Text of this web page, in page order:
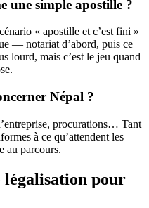
une simple apostille ?
« apostille et c’est fini »
— notariat d’abord, puis ce
lourd, mais c’est le jeu quand
Népal ?
procurations… Tant
à ce qu’attendent les
au parcours.
pour